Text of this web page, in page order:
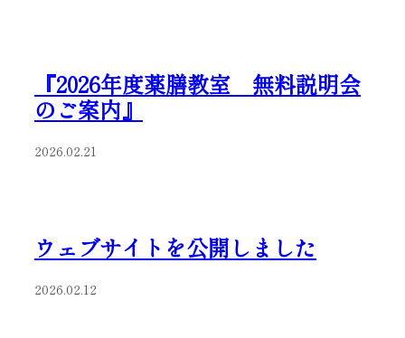
『2026年度薬膳教室 無料説明会
のご案内』
2026.02.21
ウェブサイトを公開しました
2026.02.12